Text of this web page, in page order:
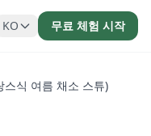
KO 무료 체험 시작
스식 여름 채소 스튜)